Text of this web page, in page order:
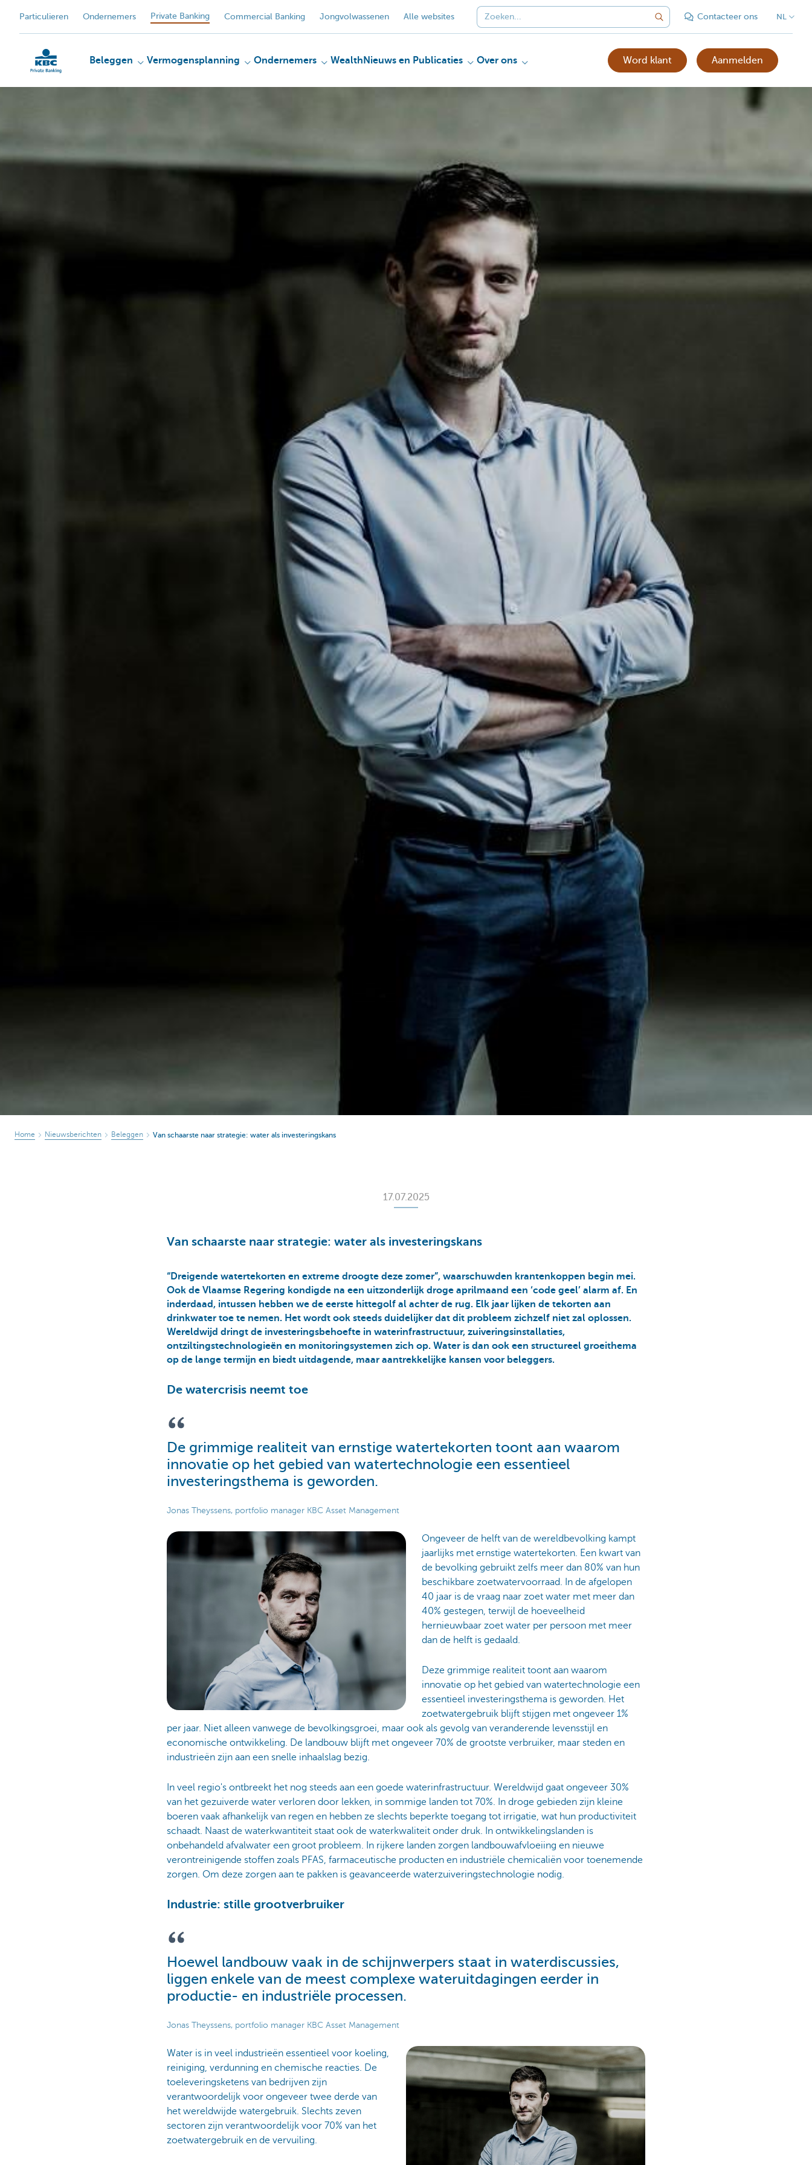
Particulieren Ondernemers Private Banking Commercial Banking Jongvolwassenen Alle websites Contacteer ons NL
Beleggen Vermogensplanning Ondernemers Wealth Nieuws en Publicaties Over ons Word klant Aanmelden
Home Nieuwsberichten Beleggen Van schaarste naar strategie: water als investeringskans
17.07.2025
Van schaarste naar strategie: water als investeringskans
“Dreigende watertekorten en extreme droogte deze zomer”, waarschuwden krantenkoppen begin mei.
Ook de Vlaamse Regering kondigde na een uitzonderlijk droge aprilmaand een ‘code geel’ alarm af. En
inderdaad, intussen hebben we de eerste hittegolf al achter de rug. Elk jaar lijken de tekorten aan
drinkwater toe te nemen. Het wordt ook steeds duidelijker dat dit probleem zichzelf niet zal oplossen.
Wereldwijd dringt de investeringsbehoefte in waterinfrastructuur, zuiveringsinstallaties,
ontziltingstechnologieën en monitoringsystemen zich op. Water is dan ook een structureel groeithema
op de lange termijn en biedt uitdagende, maar aantrekkelijke kansen voor beleggers.
De watercrisis neemt toe
De grimmige realiteit van ernstige watertekorten toont aan waarom
innovatie op het gebied van watertechnologie een essentieel
investeringsthema is geworden.
Jonas Theyssens, portfolio manager KBC Asset Management
Ongeveer de helft van de wereldbevolking kampt
jaarlijks met ernstige watertekorten. Een kwart van
de bevolking gebruikt zelfs meer dan 80% van hun
beschikbare zoetwatervoorraad. In de afgelopen
40 jaar is de vraag naar zoet water met meer dan
40% gestegen, terwijl de hoeveelheid
hernieuwbaar zoet water per persoon met meer
dan de helft is gedaald.
Deze grimmige realiteit toont aan waarom
innovatie op het gebied van watertechnologie een
essentieel investeringsthema is geworden. Het
zoetwatergebruik blijft stijgen met ongeveer 1%
per jaar. Niet alleen vanwege de bevolkingsgroei, maar ook als gevolg van veranderende levensstijl en
economische ontwikkeling. De landbouw blijft met ongeveer 70% de grootste verbruiker, maar steden en
industrieën zijn aan een snelle inhaalslag bezig.
In veel regio's ontbreekt het nog steeds aan een goede waterinfrastructuur. Wereldwijd gaat ongeveer 30%
van het gezuiverde water verloren door lekken, in sommige landen tot 70%. In droge gebieden zijn kleine
boeren vaak afhankelijk van regen en hebben ze slechts beperkte toegang tot irrigatie, wat hun productiviteit
schaadt. Naast de waterkwantiteit staat ook de waterkwaliteit onder druk. In ontwikkelingslanden is
onbehandeld afvalwater een groot probleem. In rijkere landen zorgen landbouwafvloeiing en nieuwe
verontreinigende stoffen zoals PFAS, farmaceutische producten en industriële chemicaliën voor toenemende
zorgen. Om deze zorgen aan te pakken is geavanceerde waterzuiveringstechnologie nodig.
Industrie: stille grootverbruiker
Hoewel landbouw vaak in de schijnwerpers staat in waterdiscussies,
liggen enkele van de meest complexe wateruitdagingen eerder in
productie- en industriële processen.
Jonas Theyssens, portfolio manager KBC Asset Management
Water is in veel industrieën essentieel voor koeling,
reiniging, verdunning en chemische reacties. De
toeleveringsketens van bedrijven zijn
verantwoordelijk voor ongeveer twee derde van
het wereldwijde watergebruik. Slechts zeven
sectoren zijn verantwoordelijk voor 70% van het
zoetwatergebruik en de vervuiling.